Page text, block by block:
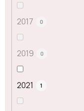
2017 0
2019 0
2021 1